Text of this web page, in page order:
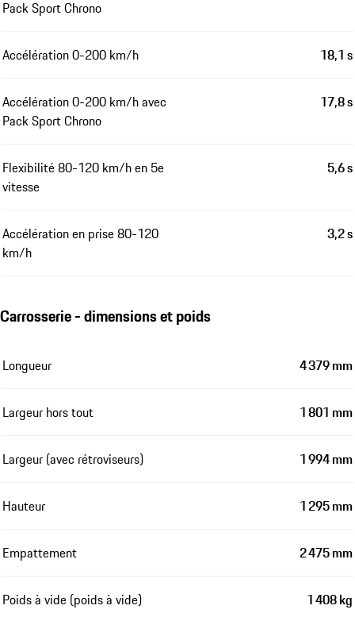
Pack Sport Chrono
Accélération 0-200 km/h 18,1 s
Accélération 0-200 km/h avec
Pack Sport Chrono
17,8 s
Flexibilité 80-120 km/h en 5e
vitesse
5,6 s
Accélération en prise 80-120
km/h
3,2 s
Carrosserie - dimensions et poids
Longueur 4 379 mm
Largeur hors tout 1 801 mm
Largeur (avec rétroviseurs) 1 994 mm
Hauteur 1 295 mm
Empattement 2 475 mm
Poids à vide (poids à vide) 1 408 kg